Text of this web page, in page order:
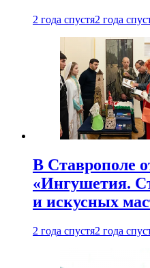
2 года спустя2 года
В Ставрополе
«Ингушетия.
и искусных
2 года спустя2 года